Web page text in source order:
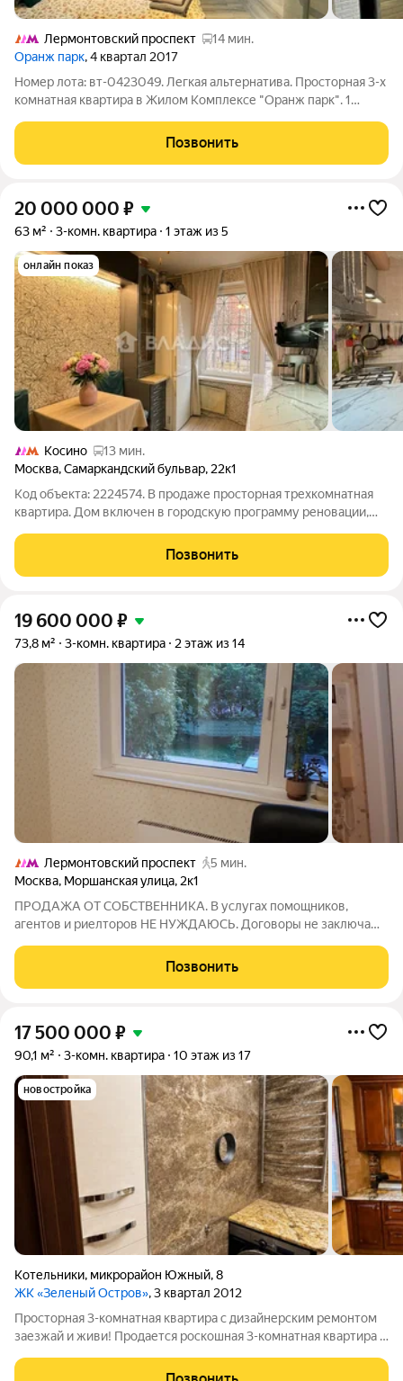
Лермонтовский проспект
14 мин.
Оранж парк, 4 квартал 2017
Номер лота: вт-0423049. Легкая альтернатива. Просторная 3-х
комнатная квартира в Жилом Комплексе "Оранж парк". 1
планировка квартиры: 3 изолированные комнаты, большая
кухня, два полноценных
Позвонить
20 000 000 ₽
63 м² 3-комн. квартира 1 этаж из 5
онлайн показ
Косино
13 мин.
Москва,Самаркандский бульвар, 22к1
Код объекта: 2224574. В продаже просторная трехкомнатная
квартира. Дом включен в городскую программу реновации,
Ключевые плюсы покупки под реновацию: 1. Равнозначное
возмещение. Вы получите новую
Позвонить
19 600 000 ₽
73,8 м² 3-комн. квартира 2 этаж из 14
Лермонтовский проспект
5 мин.
Москва, Моршанская улица, 2к1
ПРОДАЖА ОТ СОБСТВЕННИКА. В услугах помощников,
агентов и риелторов НЕ НУЖДАЮСЬ. Договоры не заключаю.
Предлагается к продаже просторная и уютная трехкомнатная
квартира общей площадью 75.4 кв. м,
Позвонить
17 500 000 ₽
90,1 м² 3-комн. квартира 10 этаж из 17
новостройка
Котельники, микрорайон Южный,8
ЖК «Зеленый Остров», 3 квартал 2012
Просторная 3-комнатная квартира с дизайнерским ремонтом
заезжай и живи! Продается роскошная 3-комнатная квартира в
семьи, которая ценит комфорт, качество, безопасность и не